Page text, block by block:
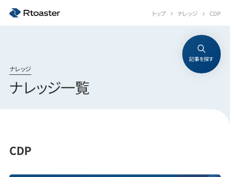
トップ ナレッジ CDP
ナレッジ
ナレッジ一覧
記事を探す
CDP